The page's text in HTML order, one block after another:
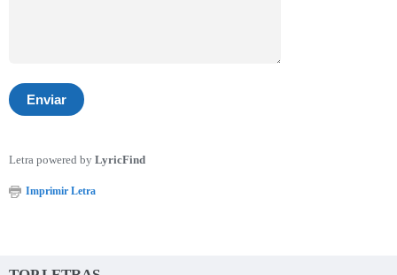
Letra powered by LyricFind
Imprimir Letra